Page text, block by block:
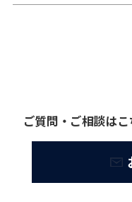
ご質問・ご相談は